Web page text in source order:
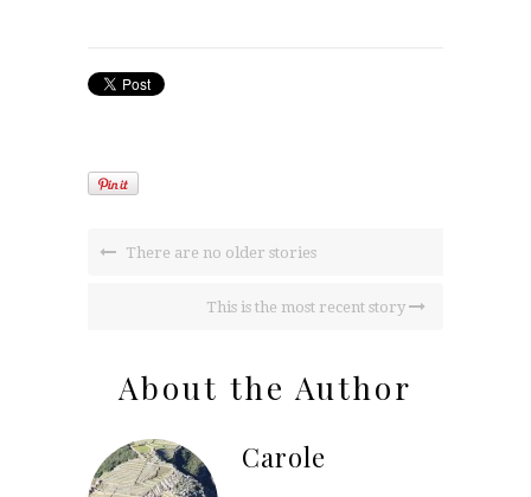
There are no older stories
This is the most recent story
About the Author
Carole